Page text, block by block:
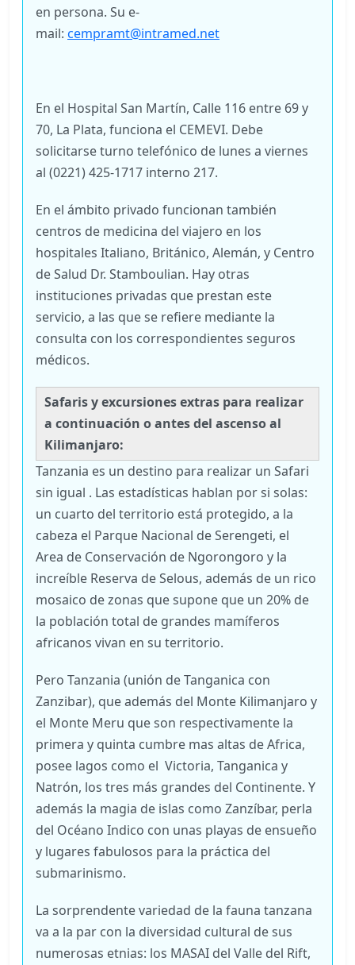
en persona. Su e-
mail: cempramt@intramed.net
En el Hospital San Martín, Calle 116 entre 69 y
70, La Plata, funciona el CEMEVI. Debe
solicitarse turno telefónico de lunes a viernes
al (0221) 425-1717 interno 217.
En el ámbito privado funcionan también
centros de medicina del viajero en los
hospitales Italiano, Británico, Alemán, y Centro
de Salud Dr. Stamboulian. Hay otras
instituciones privadas que prestan este
servicio, a las que se refiere mediante la
consulta con los correspondientes seguros
médicos.
Safaris y excursiones extras para realizar
a continuación o antes del ascenso al
Kilimanjaro:
Tanzania es un destino para realizar un Safari
sin igual . Las estadísticas hablan por si solas:
un cuarto del territorio está protegido, a la
cabeza el Parque Nacional de Serengeti, el
Area de Conservación de Ngorongoro y la
increíble Reserva de Selous, además de un rico
mosaico de zonas que supone que un 20% de
la población total de grandes mamíferos
africanos vivan en su territorio.
Pero Tanzania (unión de Tanganica con
Zanzibar), que además del Monte Kilimanjaro y
el Monte Meru que son respectivamente la
primera y quinta cumbre mas altas de Africa,
posee lagos como el Victoria, Tanganica y
Natrón, los tres más grandes del Continente. Y
además la magia de islas como Zanzíbar, perla
del Océano Indico con unas playas de ensueño
y lugares fabulosos para la práctica del
submarinismo.
La sorprendente variedad de la fauna tanzana
va a la par con la diversidad cultural de sus
numerosas etnias: los MASAI del Valle del Rift,